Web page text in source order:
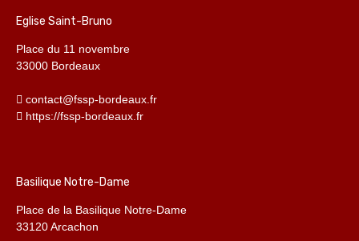
Eglise Saint-Bruno
Place du 11 novembre
33000 Bordeaux
contact@fssp-bordeaux.fr
https://fssp-bordeaux.fr
Basilique Notre-Dame
Place de la Basilique Notre-Dame
33120 Arcachon